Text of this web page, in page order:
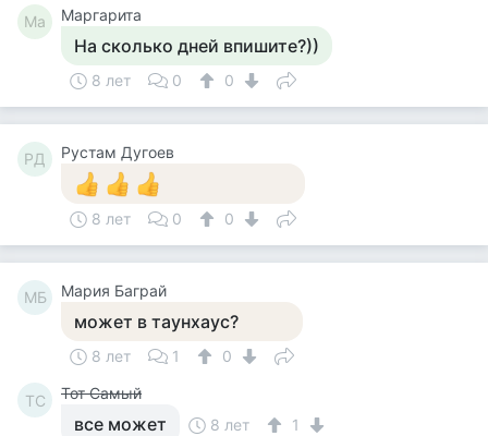
Ма Маргарита
На сколько дней впишите?))
8 лет 0 0
РД Рустам Дугоев
8 лет 0 0
МБ Мария Баграй
может в таунхаус?
8 лет 1 0
ТС Тот Самый
все может 8 лет 1